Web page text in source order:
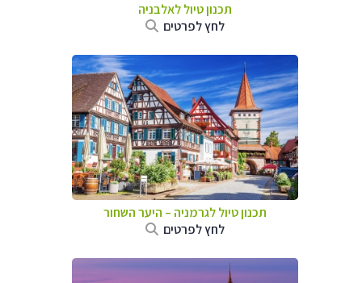
תכנון טיול לאלבניה
לחץ לפרטים
תכנון טיול לגרמניה – היער השחור
לחץ לפרטים